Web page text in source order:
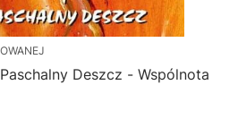
Deszcz - Wspólnota